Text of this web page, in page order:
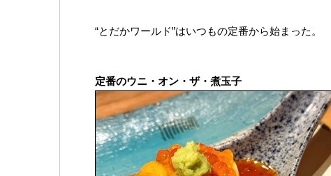
“とだかワールド”はいつもの定番から始まった。
定番のウニ・オン・ザ・煮玉子